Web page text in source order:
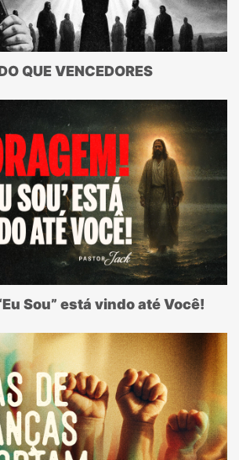
QUE VENCEDORES
Sou” está vindo até Você!